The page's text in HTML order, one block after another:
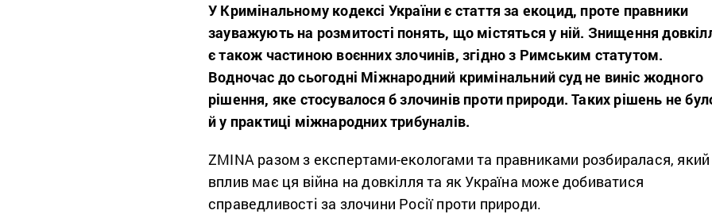
У Кримінальному кодексі України є стаття за екоцид, проте правники
зауважують на розмитості понять, що містяться у ній. Знищення
є також частиною воєнних злочинів, згідно з Римським статутом.
Водночас до сьогодні Міжнародний кримінальний суд не виніс жодного
рішення, яке стосувалося б злочинів проти природи. Таких рішень не
й у практиці міжнародних трибуналів.
ZMINA разом з експертами-екологами та правниками розбиралася, який
вплив має ця війна на довкілля та як Україна може добиватися
справедливості за злочини Росії проти природи.